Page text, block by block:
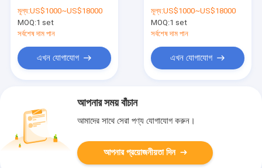
regeneration for
Impurity Size≤1μm
particles
মূল্য:US$1000~US$18000
MOQ:1 set
সর্বশেষ দাম পান
এখন যোগাযোগ
18000L/h Ultimate
Vacuum 3-5Pa
Optional Flowmeter
Filtration
মূল্য:US$1000~US$18000
MOQ:1 set
সর্বশেষ দাম পান
এখন যোগাযোগ
আপনার সময় বাঁচান
আমাদের সাথে সেরা পণ্য যোগাযোগ করুন।
আপনার প্রয়োজনীয়তা দিন